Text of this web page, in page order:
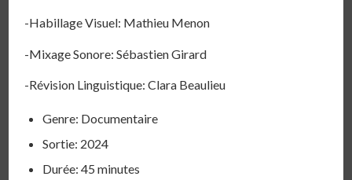
-Habillage Visuel: Mathieu Menon
-Mixage Sonore: Sébastien Girard
-Révision Linguistique: Clara Beaulieu
Genre: Documentaire
Sortie: 2024
Durée: 45 minutes